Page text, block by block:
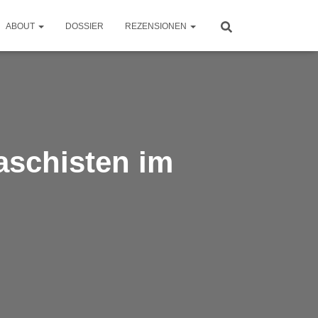
ABOUT DOSSIER REZENSIONEN
im